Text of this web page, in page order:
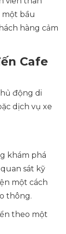
một bầu
hàng cảm
Cafe
động di
dịch vụ xe
khám phá
sát kỹ
một cách
thông.
theo một